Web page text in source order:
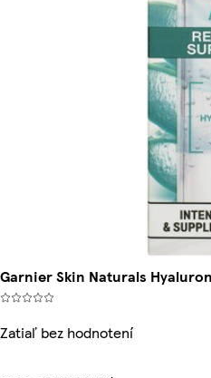
Garnier Skin Naturals
Zatiaľ bez hodnotení